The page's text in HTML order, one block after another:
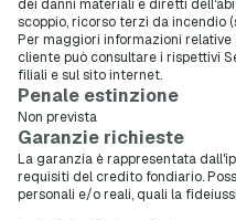
dei danni materiali e diretti
scoppio, ricorso terzi da incendio
Per maggiori informazioni
cliente può consultare i rispettivi
filiali e sul sito internet.
Penale estinzione
Non prevista
Garanzie richieste
La garanzia è rappresentata
requisiti del credito fondiario.
personali e/o reali, quali la